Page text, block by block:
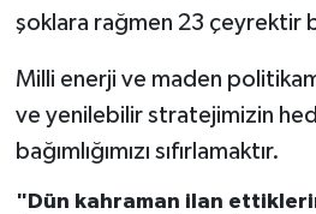
şoklara rağmen 23 çeyrektir
Milli enerji ve maden
ve yenilebilir stratejimizin
bağımlığımızı sıfırlamaktır.
"Dün kahraman ilan